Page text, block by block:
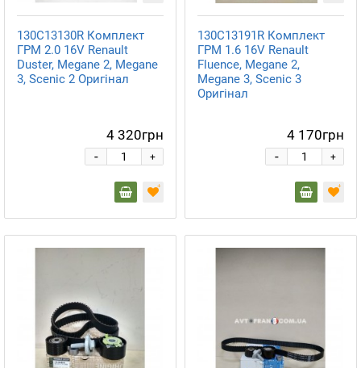
130C13130R Комплект
ГРМ 2.0 16V Renault
Duster, Megane 2, Megane
3, Scenic 2 Оригінал
4 320грн
+
-
130C13191R Комплект
ГРМ 1.6 16V Renault
Fluence, Megane 2,
Megane 3, Scenic 3
Оригінал
4 170грн
+
-